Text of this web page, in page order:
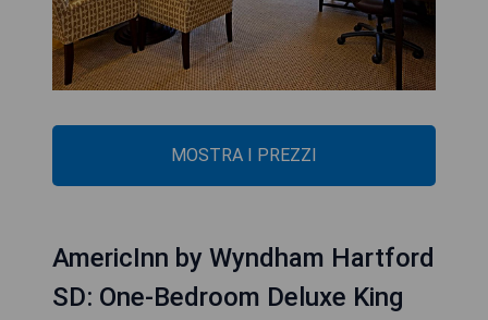
MOSTRA I PREZZI
AmericInn by Wyndham Hartford
SD: One-Bedroom Deluxe King